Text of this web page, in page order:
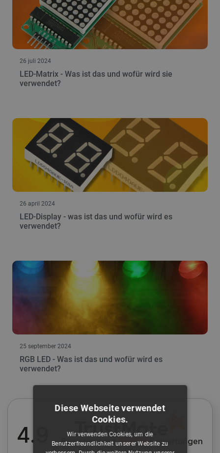
4.9 Basierend auf 109 116Bewertungen
26 juli 2024
LED-Matrix - Was ist das und wofür wird sie
verwendet?
26 april 2024
LED-Display - was ist das und wofür wird es
verwendet?
25 september 2024
RGB LED - Was ist das und wofür wird es
verwendet?
Diese Webseite verwendet
Cookies.
Wir verwenden Cookies, um die
Benutzerfreundlichkeit unserer Website zu